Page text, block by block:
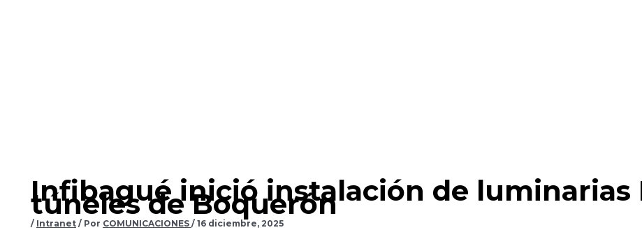
Infibagué inició instalación de luminarias
túneles de Boquerón
/ Intranet / Por COMUNICACIONES / 16 diciembre, 2025